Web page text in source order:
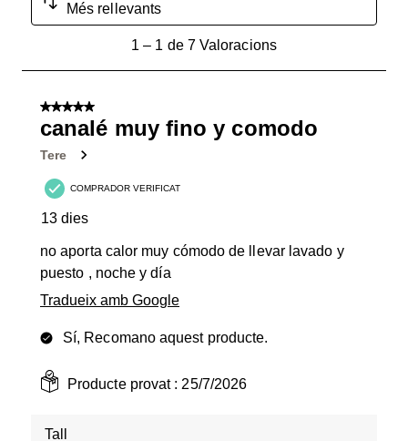
Més rellevants
Valoracions.
1 – 1 de 7 Valoracions
5 de 5 estrelles.
canalé muy fino y comodo
Tere
COMPRADOR VERIFICAT
13 dies
no aporta calor muy cómodo de llevar lavado y
puesto , noche y día
Tradueix amb Google
Sí, Recomano aquest producte.
Producte provat :25/7/2026
Tall